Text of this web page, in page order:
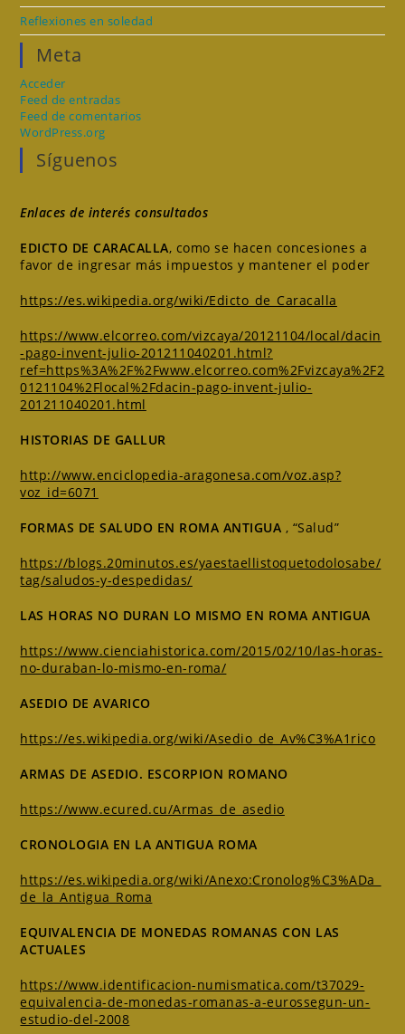
Reflexiones en soledad
Meta
Acceder
Feed de entradas
Feed de comentarios
WordPress.org
Síguenos
Enlaces de interés consultados
EDICTO DE CARACALLA, como se hacen concesiones a
favor de ingresar más impuestos y mantener el poder
https://es.wikipedia.org/wiki/Edicto_de_Caracalla
https://www.elcorreo.com/vizcaya/20121104/local/dacin
-pago-invent-julio-201211040201.html?
ref=https%3A%2F%2Fwww.elcorreo.com%2Fvizcaya%2F2
0121104%2Flocal%2Fdacin-pago-invent-julio-
201211040201.html
HISTORIAS DE GALLUR
http://www.enciclopedia-aragonesa.com/voz.asp?
voz_id=6071
FORMAS DE SALUDO EN ROMA ANTIGUA , “Salud”
https://blogs.20minutos.es/yaestaellistoquetodolosabe/
tag/saludos-y-despedidas/
LAS HORAS NO DURAN LO MISMO EN ROMA ANTIGUA
https://www.cienciahistorica.com/2015/02/10/las-horas-
no-duraban-lo-mismo-en-roma/
ASEDIO DE AVARICO
https://es.wikipedia.org/wiki/Asedio_de_Av%C3%A1rico
ARMAS DE ASEDIO. ESCORPION ROMANO
https://www.ecured.cu/Armas_de_asedio
CRONOLOGIA EN LA ANTIGUA ROMA
https://es.wikipedia.org/wiki/Anexo:Cronolog%C3%ADa_
de_la_Antigua_Roma
EQUIVALENCIA DE MONEDAS ROMANAS CON LAS
ACTUALES
https://www.identificacion-numismatica.com/t37029-
equivalencia-de-monedas-romanas-a-eurossegun-un-
estudio-del-2008